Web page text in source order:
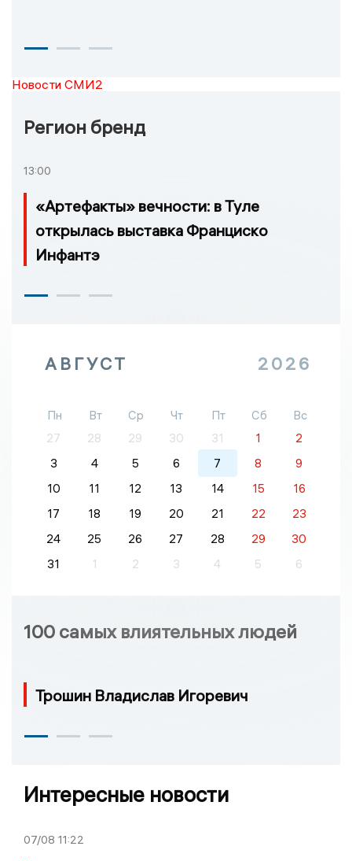
Новости СМИ2
Регион бренд
13:00
«Артефакты» вечности: в Туле
открылась выставка Франциско
Инфантэ
АВГУСТ 2026
Пн Вт Ср Чт Пт Сб
Вс
27
28 29 30 31 1
2
3
4 5 6 7 8
9
10
11 12 13 14 15
16
17
18 19 20 21 22
23
24
25 26 27 28 29
30
31
1 2 3 4 5 6
100 самых влиятельных людей
Трошин Владислав Игоревич
Интересные новости
07/08 11:22